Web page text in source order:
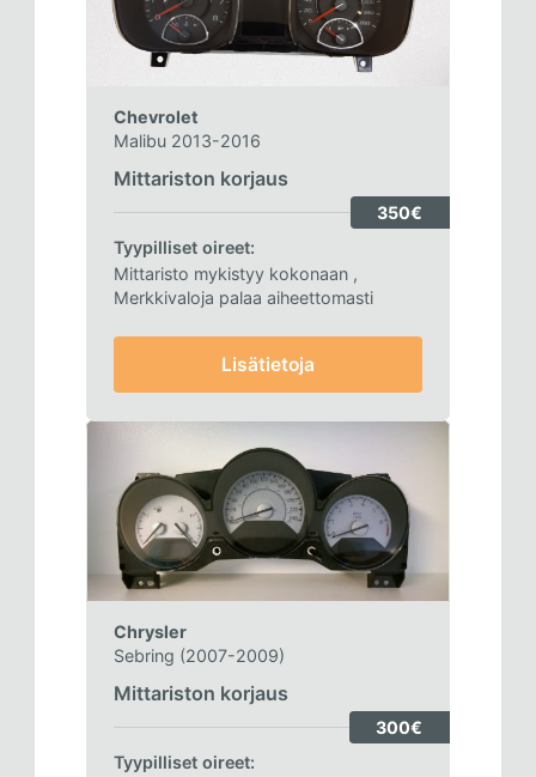
Chevrolet
Malibu 2013-2016
Mittariston korjaus
350€
Tyypilliset oireet:
Mittaristo mykistyy kokonaan ,
Merkkivaloja palaa aiheettomasti
Lisätietoja
Chrysler
Sebring (2007-2009)
Mittariston korjaus
300€
Tyypilliset oireet: